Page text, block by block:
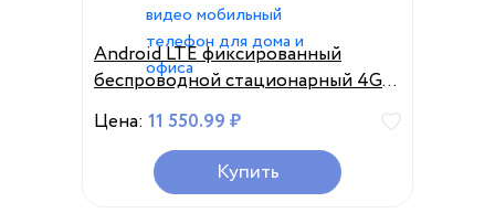
Android LTE фиксированный
беспроводной стационарный 4G
SIM сетевой видеофон glob
универсальный для пожилых
людей WIFI видео мобильный
телефон для дома и офиса
Цена: 11 550.99 ₽
Купить